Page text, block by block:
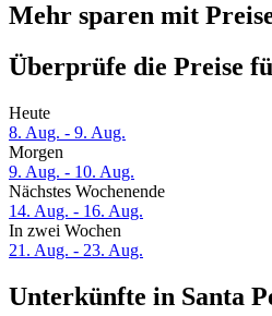
Mehr sparen mit
Überprüfe die Preise
Heute
8. Aug. - 9. Aug.
Morgen
9. Aug. - 10. Aug.
Nächstes Wochenende
14. Aug. - 16. Aug.
In zwei Wochen
21. Aug. - 23. Aug.
Unterkünfte in Santa